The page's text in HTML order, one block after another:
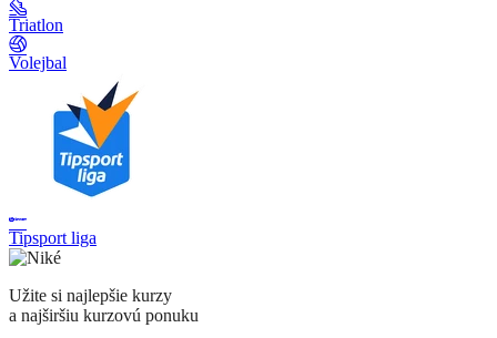
Triatlon
Volejbal
Tipsport liga
Užite si najlepšie kurzy
a najširšiu kurzovú ponuku